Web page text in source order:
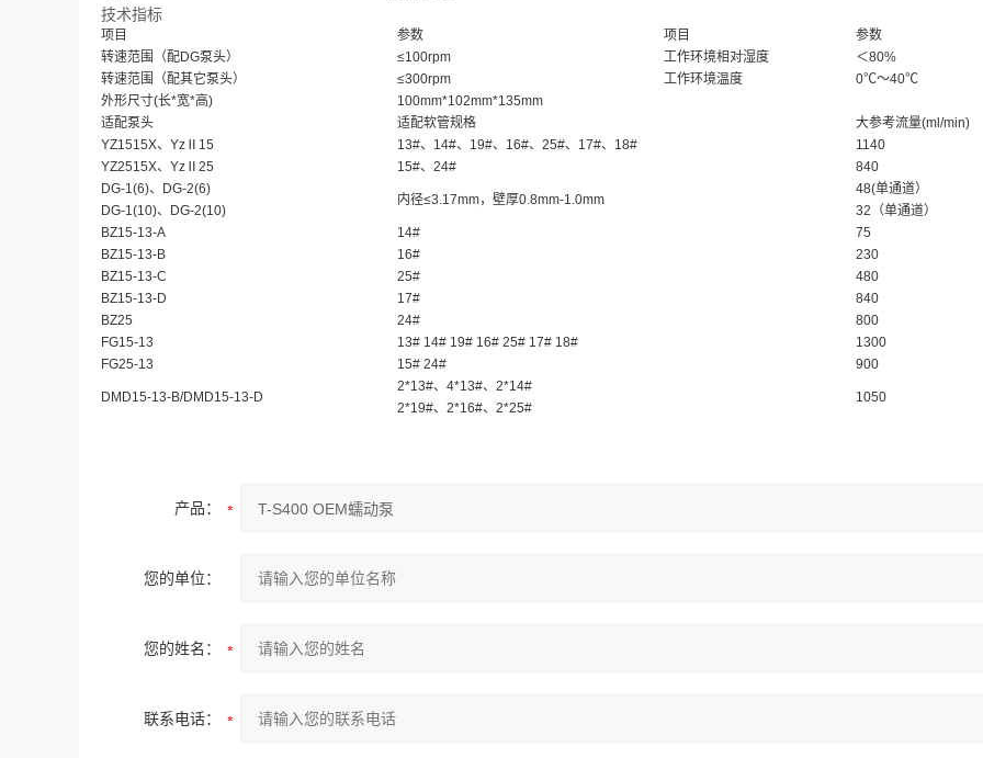
技术指标
项目 参数 项目
参数
转速范围（配DG泵头）
≤100rpm 工作环境相对湿度
＜80%
转速范围（配其它泵头）
≤300rpm 工作环境温度
0℃～40℃
外形尺寸(长*宽*高)
100mm*102mm*135mm
适配泵头
适配软管规格
大参考流量(ml/min)
YZ1515X、YzⅡ15
13#、14#、19#、16#、25#、17#、18#
1140
YZ2515X、YzⅡ25
15#、24#
840
DG-1(6)、DG-2(6)
内径≤3.17mm，壁厚0.8mm-1.0mm
48(单通道）
DG-1(10)、DG-2(10)
32（单通道）
BZ15-13-A
14#
75
BZ15-13-B
16#
230
BZ15-13-C
25#
480
BZ15-13-D
17#
840
BZ25
24#
800
FG15-13
13# 14# 19# 16# 25# 17# 18#
1300
FG25-13
15# 24# 900
DMD15-13-B/DMD15-13-D
2*13#、4*13#、2*14#
2*19#、2*16#、2*25#
1050
产品：
您的单位：
您的姓名：
联系电话：